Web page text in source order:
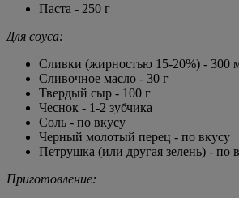
Паста - 250 г
Для соуса:
Сливки (жирностью 15-20%) - 300
Сливочное масло - 30 г
Твердый сыр - 100 г
Чеснок - 1-2 зубчика
Соль - по вкусу
Черный молотый перец - по вкусу
Петрушка (или другая зелень) - по
Приготовление: